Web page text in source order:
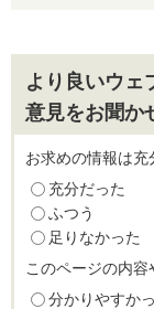
より良いウェ
意見をお聞か
お求めの情報は充
充分だった
ふつう
足りなかった
このページの内
分かりやすか